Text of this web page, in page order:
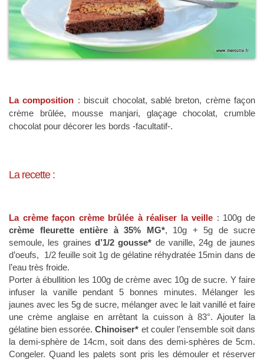
La composition : biscuit chocolat, sablé breton, crème façon
crème brûlée, mousse manjari, glaçage chocolat, crumble
chocolat pour décorer les bords -facultatif-.
La recette :
La crème façon crème brûlée à réaliser la veille : 100g de
crème fleurette entière à 35% MG*, 10g + 5g de sucre
semoule, les graines d’1/2 gousse* de vanille, 24g de jaunes
d’oeufs, 1/2 feuille soit 1g de gélatine réhydratée 15min dans de
l’eau très froide.
Porter à ébullition les 100g de crème avec 10g de sucre. Y faire
infuser la vanille pendant 5 bonnes minutes. Mélanger les
jaunes avec les 5g de sucre, mélanger avec le lait vanillé et faire
une crème anglaise en arrêtant la cuisson à 83°. Ajouter la
gélatine bien essorée.Chinoiser* et couler l’ensemble soit dans
la demi-sphère de 14cm, soit dans des demi-sphères de 5cm.
Congeler. Quand les palets sont pris les démouler et réserver